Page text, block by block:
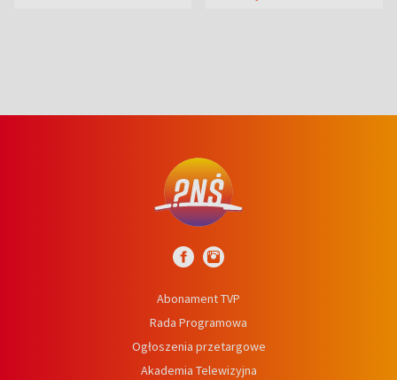
Abonament TVP
Rada Programowa
Ogłoszenia przetargowe
Akademia Telewizyjna